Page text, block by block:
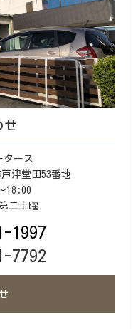
せ
タース
津堂田53番地
18:00
二土曜
1997
7792